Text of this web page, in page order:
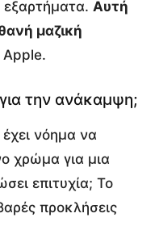
Αυτή
μαζική
Apple.
την ανάκαμψη;
νόημα να
χρώμα για μια
επιτυχία; Το
προκλήσεις